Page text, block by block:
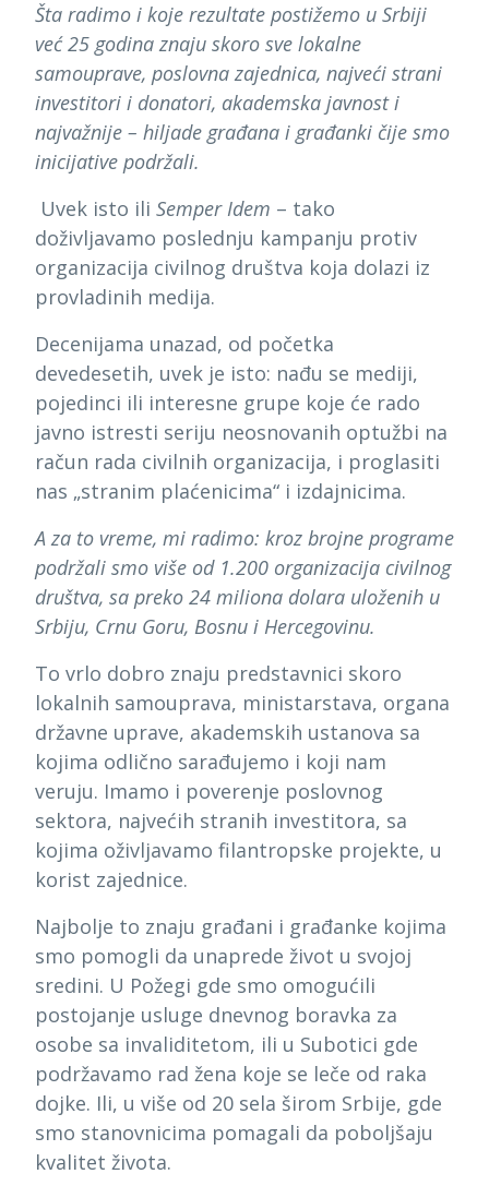
Šta radimo i koje rezultate postižemo u Srbiji
već 25 godina znaju skoro sve lokalne
samouprave, poslovna zajednica, najveći strani
investitori i donatori, akademska javnost i
najvažnije – hiljade građana i građanki čije smo
inicijative podržali.
Uvek isto ili Semper Idem – tako
doživljavamo poslednju kampanju protiv
organizacija civilnog društva koja dolazi iz
provladinih medija.
Decenijama unazad, od početka
devedesetih, uvek je isto: nađu se mediji,
pojedinci ili interesne grupe koje će rado
javno istresti seriju neosnovanih optužbi na
račun rada civilnih organizacija, i proglasiti
nas „stranim plaćenicima“ i izdajnicima.
A za to vreme, mi radimo: kroz brojne programe
podržali smo više od 1.200 organizacija civilnog
društva, sa preko 24 miliona dolara uloženih u
Srbiju, Crnu Goru, Bosnu i Hercegovinu.
To vrlo dobro znaju predstavnici skoro
lokalnih samouprava, ministarstava, organa
državne uprave, akademskih ustanova sa
kojima odlično sarađujemo i koji nam
veruju. Imamo i poverenje poslovnog
sektora, najvećih stranih investitora, sa
kojima oživljavamo filantropske projekte, u
korist zajednice.
Najbolje to znaju građani i građanke kojima
smo pomogli da unaprede život u svojoj
sredini. U Požegi gde smo omogućili
postojanje usluge dnevnog boravka za
osobe sa invaliditetom, ili u Subotici gde
podržavamo rad žena koje se leče od raka
dojke. Ili, u više od 20 sela širom Srbije, gde
smo stanovnicima pomagali da poboljšaju
kvalitet života.